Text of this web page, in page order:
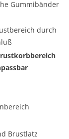
Gummibänder
durch
Brustlatz